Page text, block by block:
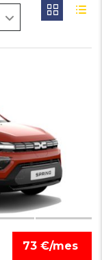
73 €/mes